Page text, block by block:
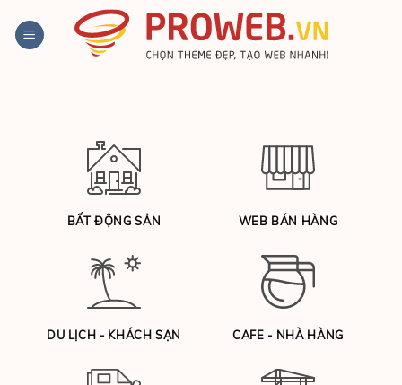
qua
BẤT ĐỘNG SẢN WEB BÁN HÀNG
DU LỊCH - KHÁCH SẠN CAFE - NHÀ HÀNG